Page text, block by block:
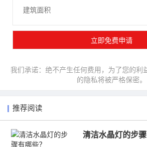
我们承诺：绝不产生任何费用，为了您的利
的隐私将被严格保密。
推荐阅读
清洁水晶灯的步骤